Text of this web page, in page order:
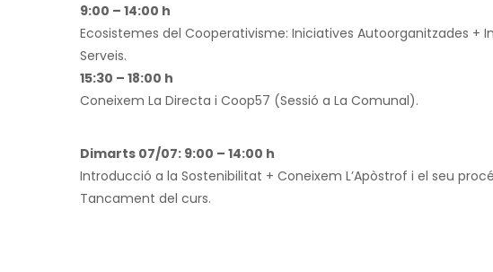
9:00 – 14:00 h
Ecosistemes del Cooperativisme: Iniciatives Autoorganitzades +
Serveis.
15:30 – 18:00 h
Coneixem La Directa i Coop57 (Sessió a La Comunal).
Dimarts 07/07: 9:00 – 14:00 h
Introducció a la Sostenibilitat + Coneixem L’Apòstrof i el seu
Tancament del curs.